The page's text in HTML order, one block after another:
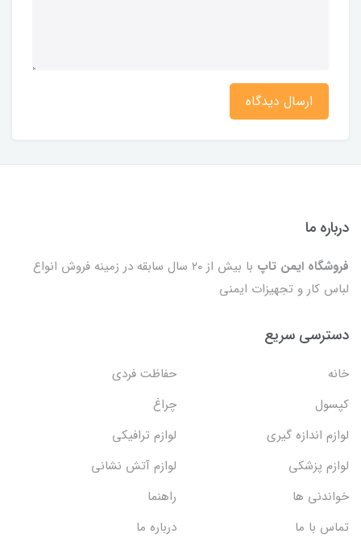
ارسال دیدگاه
درباره ما
فروشگاه ایمن تاپ
با بیش از ۲۰ سال سابقه در زمینه فروش انواع
لباس کار و تجهیزات ایمنی
دسترسی سریع
خانه
حفاظت فردی
کپسول
چراغ
لوازم اندازه گیری
لوازم ترافیکی
لوازم پزشکی
لوازم آتش نشانی
خواندنی ها
راهنما
تماس با ما
درباره ما